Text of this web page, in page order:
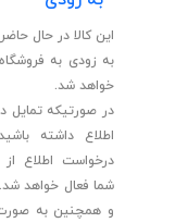
این کالا در حال
به زودی به
خواهد شد.
در صورتیکه تمایل
اطلاع داشته
درخواست اطلاع
شما فعال خواهد
و همچنین به